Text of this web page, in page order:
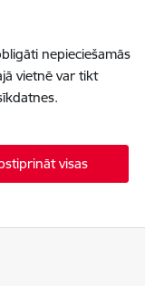
nepieciešamās
vietnē var tikt
visas